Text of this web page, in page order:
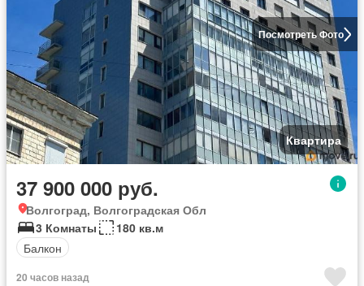
Посмотреть Фото
Квартира
37 900 000 руб.
Волгоград, Волгоградская Обл
3 Комнаты
180 кв.м
Балкон
20 часов назад